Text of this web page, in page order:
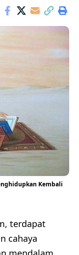
Kembali
terdapat
cahaya